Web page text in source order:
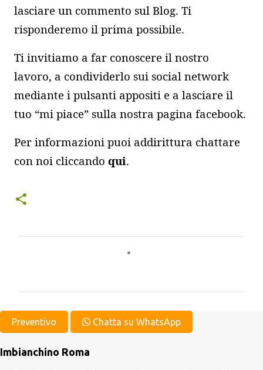
lasciare un commento sul Blog. Ti
risponderemo il prima possibile.
Ti invitiamo a far conoscere il nostro
lavoro, a condividerlo sui social network
mediante i pulsanti appositi e a lasciare il
tuo “mi piace” sulla nostra pagina facebook.
Per informazioni puoi addirittura chattare
con noi cliccando qui.
e
t
Preventivo Chatta su WhatsApp
Imbianchino Roma